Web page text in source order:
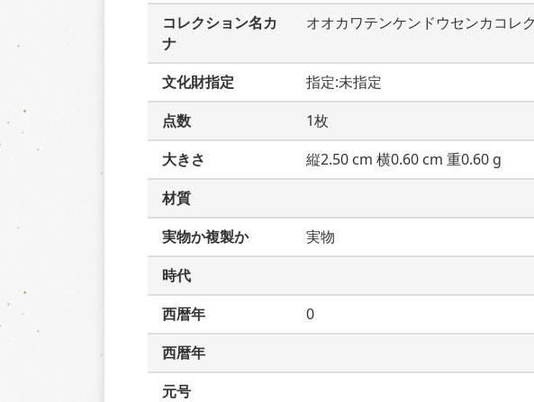
コレクション名カ
ナ
オオカワテンケンドウセンカコレ
文化財指定
指定:未指定
点数
1枚
大きさ
縦2.50 cm 横0.60 cm 重0.60 g
材質
実物か複製か
実物
時代
西暦年
0
西暦年
元号